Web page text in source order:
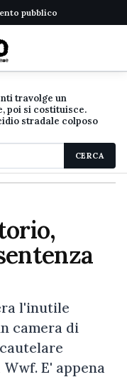
pubblico
travolge un
poi si costituisce.
stradale colposo
CERCA
l'inutile
camera di
E' appena